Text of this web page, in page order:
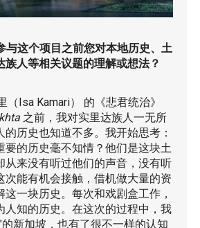
与这个项目之前您对本地历史、土
族人等相关议题的理解或想法？
（Isa Kamari） 的《悲君统治》
之前，我对实里达族人一无所
历史也知道不多。我开始思考：
要的历史毫不知情？他们是这块土
从来没有听过他们的声音，没有听
次能有机会接触，借机做大量的资
一块历史。每次和戏剧盒工作，
人知的历史。在这次的过程中，我
的新加坡，也有了很不一样的认知